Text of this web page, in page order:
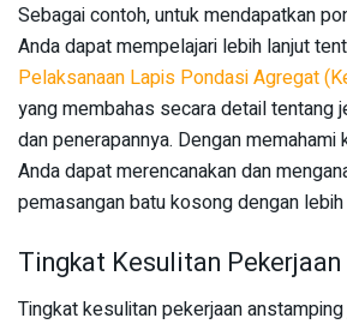
Sebagai contoh, untuk mendapatkan
Anda dapat mempelajari lebih lanjut
Pelaksanaan Lapis Pondasi Agregat
yang membahas secara detail tentang
dan penerapannya. Dengan
Anda dapat merencanakan dan
pemasangan batu kosong dengan lebih
Tingkat Kesulitan Pekerjaan
Tingkat kesulitan pekerjaan